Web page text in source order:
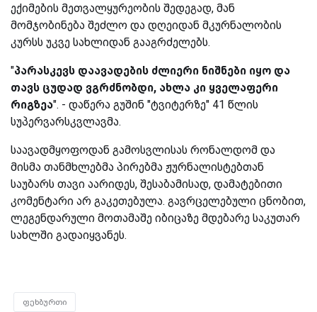
ექიმების მეთვალყურეობის შედეგად, მან
მომჯობინება შეძლო და დღეიდან მკურნალობის
კურსს უკვე სახლიდან გააგრძელებს.
"პარასკევს დაავადების ძლიერი ნიშნები იყო და
თავს ცუდად ვგრძნობდი, ახლა კი ყველაფერი
რიგზეა". - დაწერა გუშინ "ტვიტერზე" 41 წლის
სუპერვარსკვლავმა.
საავადმყოფოდან გამოსვლისას რონალდომ და
მისმა თანმხლებმა პირებმა ჟურნალისტებთან
საუბარს თავი აარიდეს, შესაბამისად, დამატებითი
კომენტარი არ გაკეთებულა. გავრცელებული ცნობით,
ლეგენდარული მოთამაშე იბიცაზე მდებარე საკუთარ
სახლში გადაიყვანეს.
ფეხბურთი